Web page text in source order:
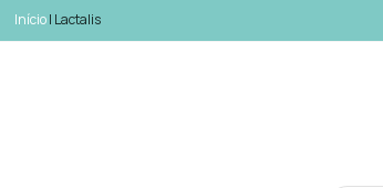
Início| Lactalis